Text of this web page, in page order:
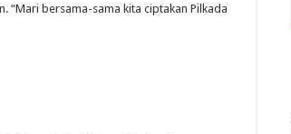
“Mari bersama-sama kita ciptakan Pilkada